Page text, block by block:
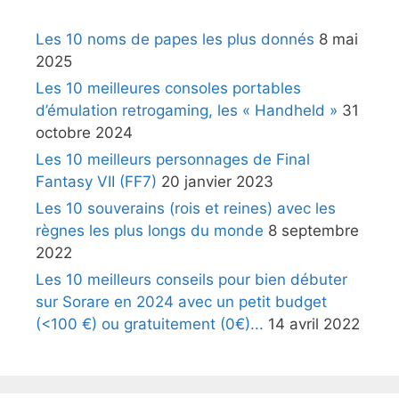
Les 10 noms de papes les plus donnés 8 mai
2025
Les 10 meilleures consoles portables
d’émulation retrogaming, les « Handheld » 31
octobre 2024
Les 10 meilleurs personnages de Final
Fantasy VII (FF7) 20 janvier 2023
Les 10 souverains (rois et reines) avec les
règnes les plus longs du monde 8 septembre
2022
Les 10 meilleurs conseils pour bien débuter
sur Sorare en 2024 avec un petit budget
(<100 €) ou gratuitement (0€)... 14 avril 2022